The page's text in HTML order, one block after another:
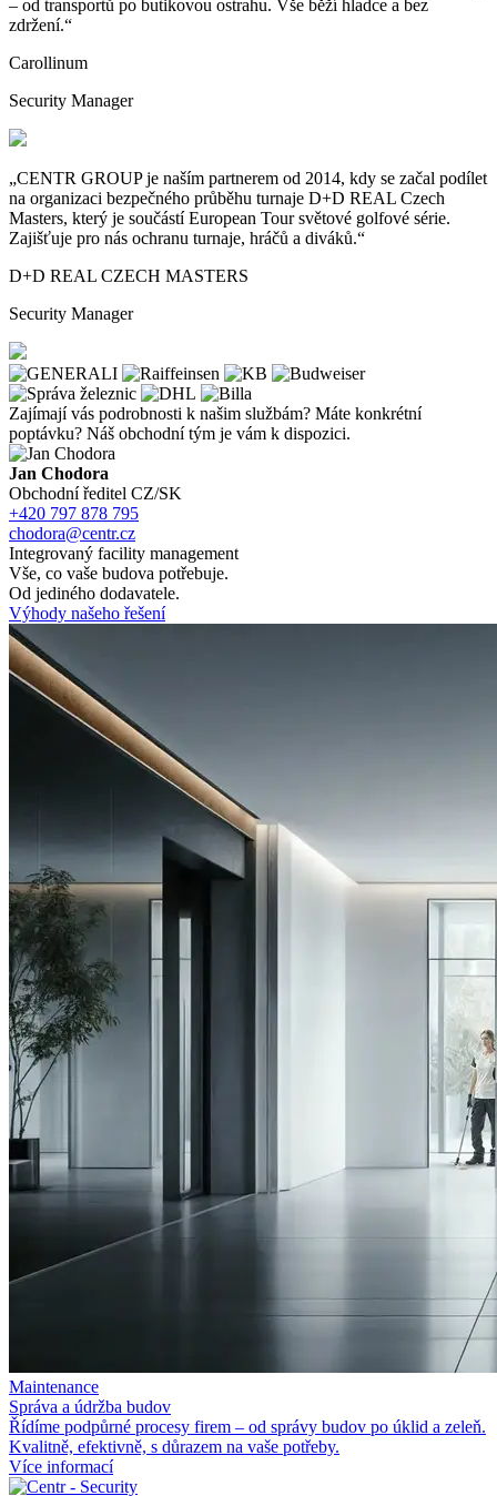
– od transportů po butikovou ostrahu. Vše běží hladce a bez
zdržení.“
Carollinum
Security Manager
„CENTR GROUP je naším partnerem od 2014, kdy se začal podílet
na organizaci bezpečného průběhu turnaje D+D REAL Czech
Masters, který je součástí European Tour světové golfové série.
Zajišťuje pro nás ochranu turnaje, hráčů a diváků.“
D+D REAL CZECH MASTERS
Security Manager
Zajímají vás podrobnosti k našim službám? Máte konkrétní
poptávku? Náš obchodní tým je vám k dispozici.
Jan Chodora
Obchodní ředitel CZ/SK
+420 797 878 795
chodora@centr.cz
Integrovaný facility management
Vše, co vaše budova potřebuje.
Od jediného dodavatele.
Výhody našeho řešení
Maintenance
Správa a údržba budov
Řídíme podpůrné procesy firem – od správy budov po úklid a zeleň.
Kvalitně, efektivně, s důrazem na vaše potřeby.
Více informací